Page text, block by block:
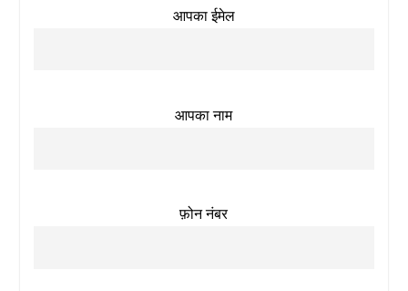
आपका ईमेल
आपका नाम
फ़ोन नंबर